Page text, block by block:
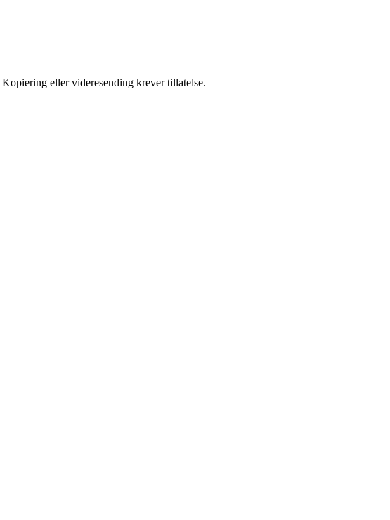
eller videresending krever tillatelse.